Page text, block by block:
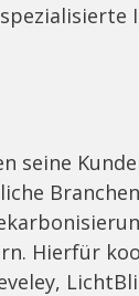
seine
Hierfür